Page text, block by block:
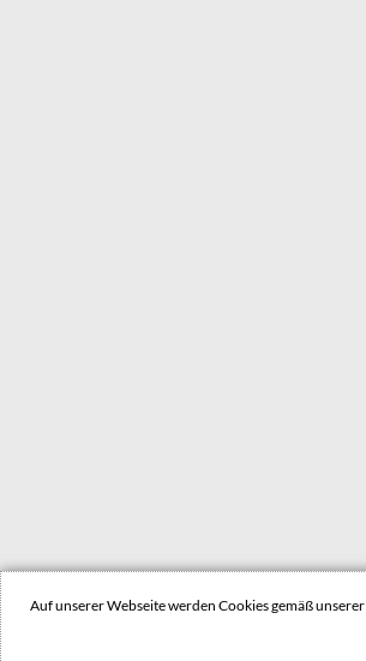
Auf unserer Webseite werden Cookies gemäß unserer